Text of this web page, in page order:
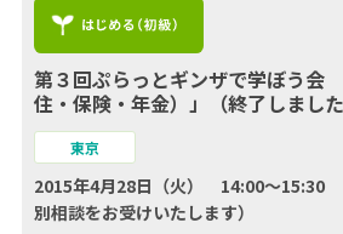
第３回ぷらっとギンザで学ぼう会
住・保険・年金）」（終了しました
東京
2015年4月28日（火） 14:00～15:30
別相談をお受けいたします）